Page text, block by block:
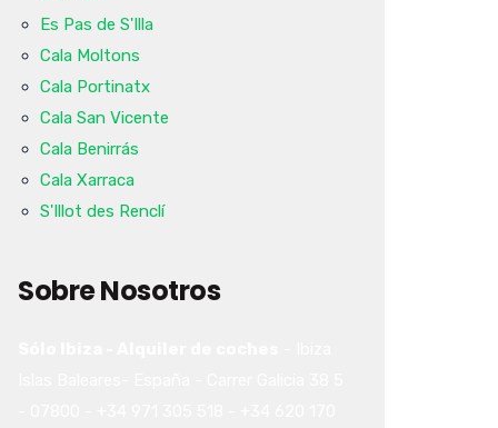
Es Pas de S'Illa
Cala Moltons
Cala Portinatx
Cala San Vicente
Cala Benirrás
Cala Xarraca
S'Illot des Renclí
Sobre Nosotros